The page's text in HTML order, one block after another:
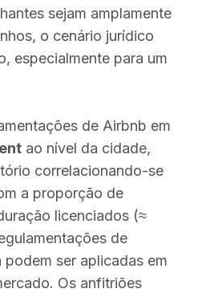
sejam amplamente
o cenário jurídico
especialmente para um
de Airbnb em
ao nível da cidade,
correlacionando-se
a proporção de
licenciados (≈
de
ser aplicadas em
Os anfitriões